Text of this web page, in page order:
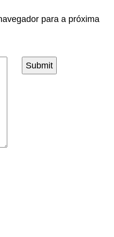
para a próxima